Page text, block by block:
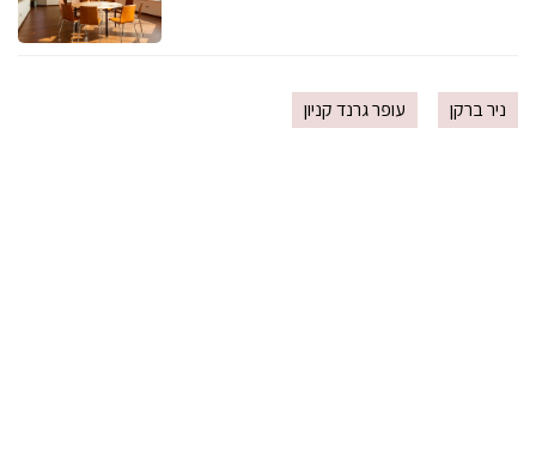
ניר ברקן עופר גרנד קניון